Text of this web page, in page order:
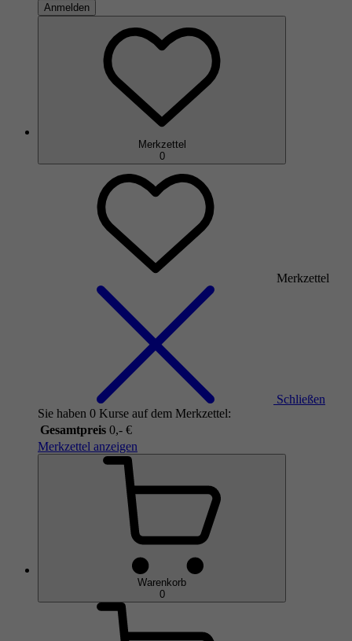
Anmelden
Merkzettel
0
Merkzettel
Schließen
Sie haben 0 Kurse auf dem Merkzettel:
Gesamtpreis 0,- €
Merkzettel anzeigen
Warenkorb
0